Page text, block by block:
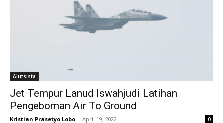
Alutsista
Jet Tempur Lanud Iswahjudi Latihan
Pengeboman Air To Ground
Kristian Prasetyo Lobo - April 19, 2022 0